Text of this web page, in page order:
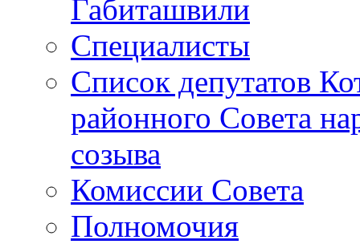
Габиташвили
Специалисты
Список депутатов
районного Совета
созыва
Комиссии Совета
Полномочия